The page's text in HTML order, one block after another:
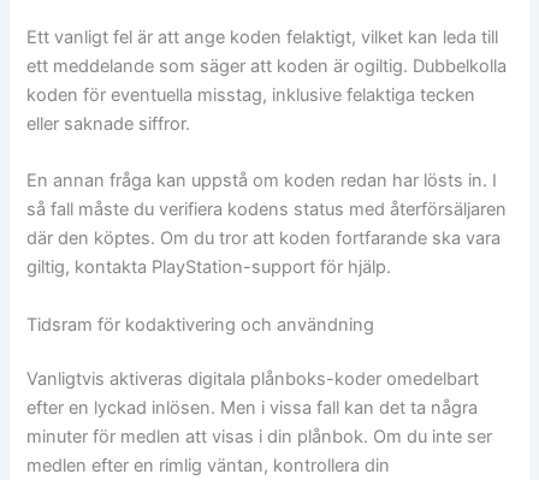
Ett vanligt fel är att ange koden felaktigt, vilket kan leda till
ett meddelande som säger att koden är ogiltig. Dubbelkolla
koden för eventuella misstag, inklusive felaktiga tecken
eller saknade siffror.
En annan fråga kan uppstå om koden redan har lösts in. I
så fall måste du verifiera kodens status med återförsäljaren
där den köptes. Om du tror att koden fortfarande ska vara
giltig, kontakta PlayStation-support för hjälp.
Tidsram för kodaktivering och användning
Vanligtvis aktiveras digitala plånboks-koder omedelbart
efter en lyckad inlösen. Men i vissa fall kan det ta några
minuter för medlen att visas i din plånbok. Om du inte ser
medlen efter en rimlig väntan, kontrollera din